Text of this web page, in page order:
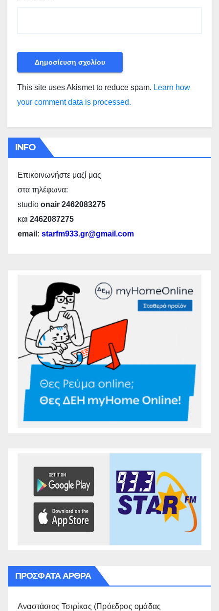
This site uses Akismet to reduce spam. Learn how
your comment data is processed.
INFO
Επικοινωνήστε μαζί μας
στα τηλέφωνα:
studio onair 2462083275
και 2462087275
email: starfm933.gr@gmail.com
ΠΡΌΣΦΑΤΑ ΆΡΘΡΑ
Αναστάσιος Τσιρίκας (Πρόεδρος ομάδας